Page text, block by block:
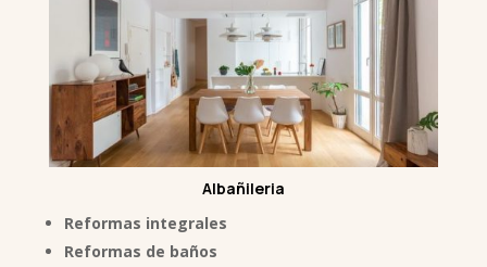
Albañileria
Reformas integrales
Reformas de baños